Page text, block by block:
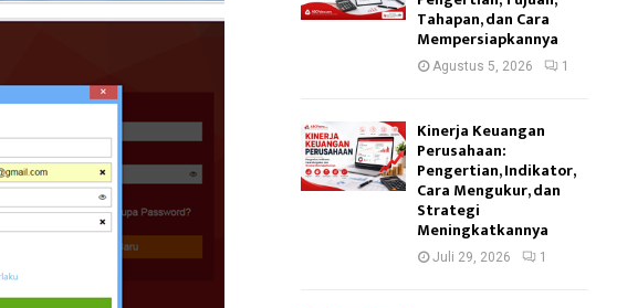
Tahapan, dan Cara
Mempersiapkannya
Agustus 5, 2026 1
Kinerja Keuangan
Perusahaan:
Pengertian, Indikator,
Cara Mengukur, dan
Strategi
Meningkatkannya
Juli 29, 2026 1